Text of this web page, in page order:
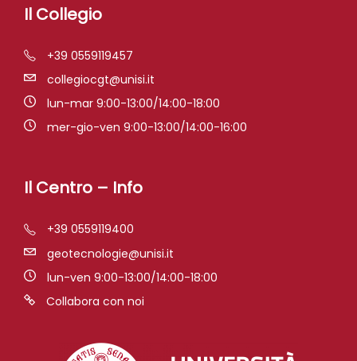
Il Collegio
+39 0559119457
collegiocgt@unisi.it
lun-mar 9:00-13:00/14:00-18:00
mer-gio-ven 9:00-13:00/14:00-16:00
Il Centro – Info
+39 0559119400
geotecnologie@unisi.it
lun-ven 9:00-13:00/14:00-18:00
Collabora con noi